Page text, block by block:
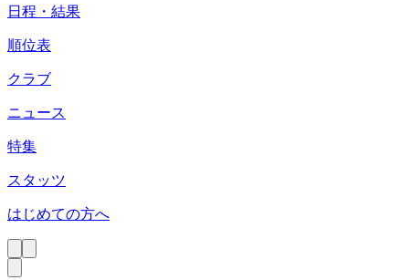
日程・結果
順位表
クラブ
ニュース
特集
スタッツ
はじめての方へ